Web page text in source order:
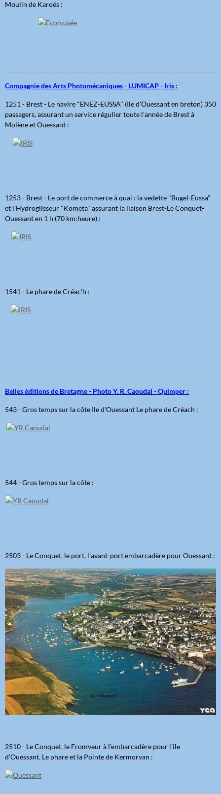
Moulin de Karoës :
Compagnie des Arts Photomécaniques - LUMICAP - Iris :
1251 - Brest - Le navire "ENEZ-EUSSA" (Ile d'Ouessant en breton) 350
passagers, assurant un service régulier toute l'année de Brest à
Molène et Ouessant :
1253 - Brest - Le port de commerce à quai : la vedette "Bugel-Eussa"
et l'Hydroglisseur "Kometa" assurant la liaison Brest-Le Conquet-
Ouessant en 1 h (70 km:heure) :
1541 - Le phare de Créac'h :
Belles éditions de Bretagne - Photo Y. R. Caoudal - Quimper :
543 - Gros temps sur la côte Ile d'Ouessant Le phare de Créach :
544 - Gros temps sur la côte :
2503 - Le Conquet, le port, l'avant-port embarcadère pour Ouessant :
2510 - Le Conquet, le Fromveur à l'embarcadère pour l'île
d'Ouessant. Le phare et la Pointe de Kermorvan :